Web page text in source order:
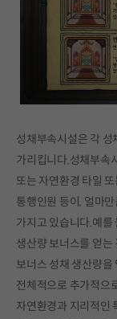
성채부속시설은 각 성
가리킵니다.성채부속
또는 자연환경 타일
통행인원 등이, 얼마
가지고 있습니다.예를
생산량 보너스를 얻는
보너스 성채 생산량을
전체적으로 추가적으
자연환경과 지리적인